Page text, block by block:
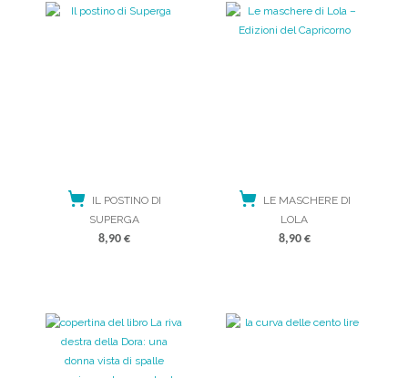
IL POSTINO DI
SUPERGA
8,90 €
LE MASCHERE DI
LOLA
8,90 €